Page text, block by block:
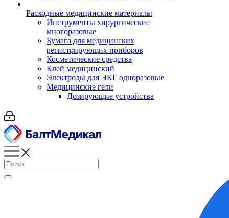
Расходные медицинские материалы
Инструменты хирургические
многоразовые
Бумага для медицинских
регистрирующих приборов
Косметические средства
Клей медицинский
Электроды для ЭКГ одноразовые
Медицинские гели
Дозирующие устройства